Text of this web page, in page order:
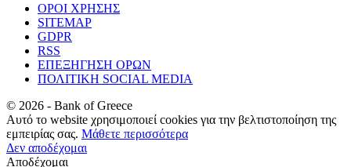
ΟΡΟΙ ΧΡΗΣΗΣ
SITEMAP
GDPR
RSS
ΕΠΕΞΗΓΗΣΗ ΟΡΩΝ
ΠΟΛΙΤΙΚΗ SOCIAL MEDIA
© 2026 - Bank of Greece
Αυτό το website χρησιμοποιεί cookies για την βελτιστοποίηση της
εμπειρίας σας. Μάθετε περισσότερα
Δεν αποδέχομαι
Αποδέχομαι